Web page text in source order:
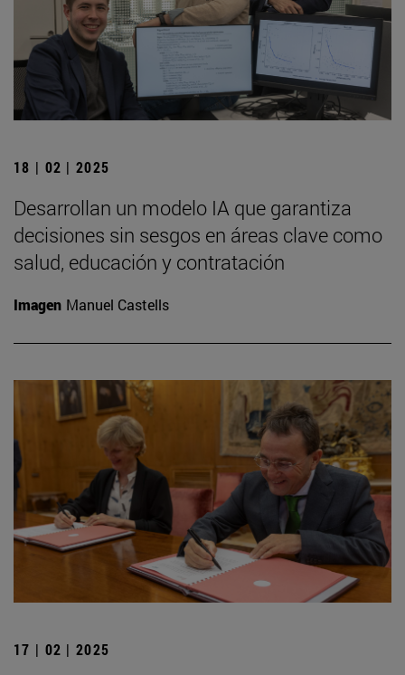
18 | 02 | 2025
Desarrollan un modelo IA que garantiza
decisiones sin sesgos en áreas clave como
salud, educación y contratación
Imagen Manuel Castells
17 | 02 | 2025